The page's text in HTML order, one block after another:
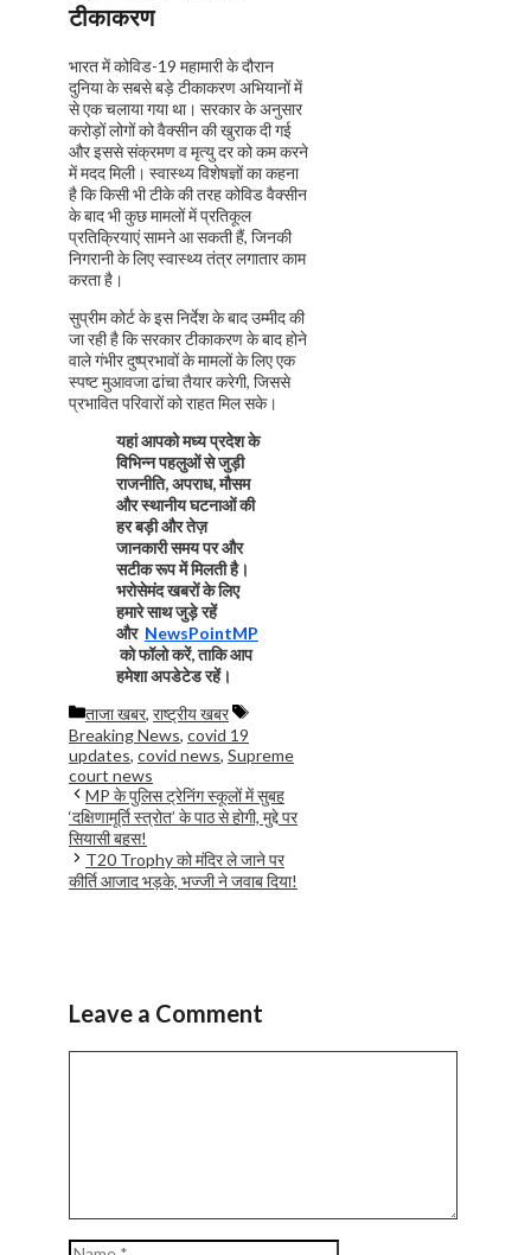
टीकाकरण
भारत में कोविड-19 महामारी के दौरान
दुनिया के सबसे बड़े टीकाकरण अभियानों में
से एक चलाया गया था। सरकार के अनुसार
करोड़ों लोगों को वैक्सीन की खुराक दी गई
और इससे संक्रमण व मृत्यु दर को कम करने
में मदद मिली। स्वास्थ्य विशेषज्ञों का कहना
है कि किसी भी टीके की तरह कोविड वैक्सीन
के बाद भी कुछ मामलों में प्रतिकूल
प्रतिक्रियाएं सामने आ सकती हैं, जिनकी
निगरानी के लिए स्वास्थ्य तंत्र लगातार काम
करता है।
सुप्रीम कोर्ट के इस निर्देश के बाद उम्मीद की
जा रही है कि सरकार टीकाकरण के बाद होने
वाले गंभीर दुष्प्रभावों के मामलों के लिए एक
स्पष्ट मुआवजा ढांचा तैयार करेगी, जिससे
प्रभावित परिवारों को राहत मिल सके।
यहां आपको मध्य प्रदेश के
विभिन्न पहलुओं से जुड़ी
राजनीति, अपराध, मौसम
और स्थानीय घटनाओं की
हर बड़ी और तेज़
जानकारी समय पर और
सटीक रूप में मिलती है।
भरोसेमंद खबरों के लिए
हमारे साथ जुड़े रहें
और NewsPointMP
को फॉलो करें, ताकि आप
हमेशा अपडेटेड रहें।
Categories
ताजा खबर, राष्ट्रीय खबर
Tags
Breaking News, covid 19
updates, covid news, Supreme
court news
MP के पुलिस ट्रेनिंग स्कूलों में सुबह
‘दक्षिणामूर्ति स्त्रोत’ के पाठ से होगी, मुद्दे पर
सियासी बहस!
T20 Trophy को मंदिर ले जाने पर
कीर्ति आजाद भड़के, भज्जी ने जवाब दिया!
Leave a Comment
Name